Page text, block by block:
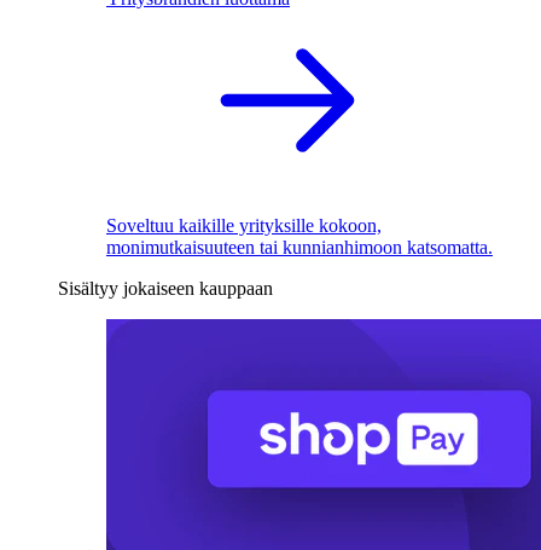
Soveltuu kaikille yrityksille kokoon,
monimutkaisuuteen tai kunnianhimoon katsomatta.
Sisältyy jokaiseen kauppaan